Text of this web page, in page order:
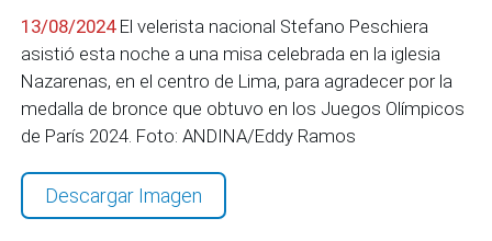
13/08/2024El velerista nacional Stefano Peschiera
asistió esta noche a una misa celebrada en la iglesia
Nazarenas, en el centro de Lima, para agradecer por la
medalla de bronce que obtuvo en los Juegos Olímpicos
de París 2024. Foto: ANDINA/Eddy Ramos
Descargar Imagen